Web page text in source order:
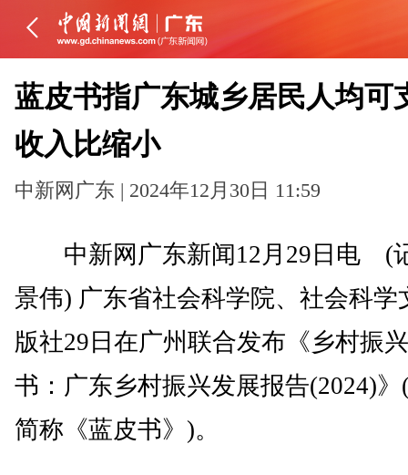
蓝皮书指广东城乡居民人均可
收入比缩小
中新网广东 | 2024年12月30日 11:59
中新网广东新闻12月29日电 (
景伟) 广东省社会科学院、社会科学
版社29日在广州联合发布《乡村振
书：广东乡村振兴发展报告(2024)
简称《蓝皮书》)。